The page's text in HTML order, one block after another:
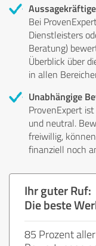
Bei
Dienstleisters
Beratung)
Überblick über
in allen
Unabhängige
ProvenExpert
und neutral.
freiwillig,
finanziell noch
Ihr guter Ruf:
Die beste
85 Prozent